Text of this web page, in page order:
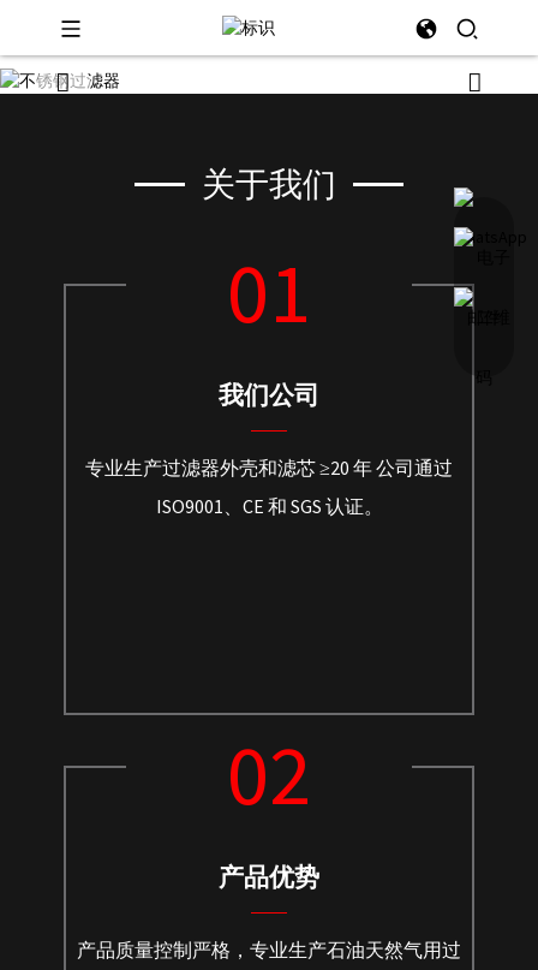
关于我们
01
我们公司
专业生产过滤器外壳和滤芯 ≥20 年 公司通过
ISO9001、CE 和 SGS 认证。
02
产品优势
产品质量控制严格，专业生产石油天然气用过